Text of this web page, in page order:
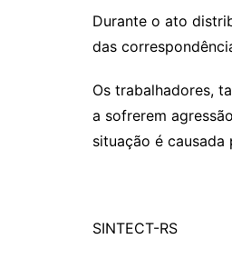
Durante o ato
das
Os trabalhadores,
a sofrerem
situação é
SINTECT-RS